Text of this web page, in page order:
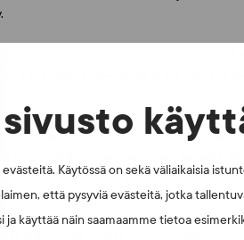
sivusto
Käytössä on sekä väliaikaisia
että pysyviä evästeitä, jotka
ja käyttää näin saamaamme tietoa
tai katsomoturvallisuusrikkomuksista
sitä laajennettiin koskemaan myös
ja siksi niitä pitää
Uusia tietoja myös verrataan aiempiin
testaustiimin kanssa, jonka jälkeen
vihjetieto ei yleensä johda
esimerkiksi Urheilijan biologisesta
kohdennettu dopingtestaus.